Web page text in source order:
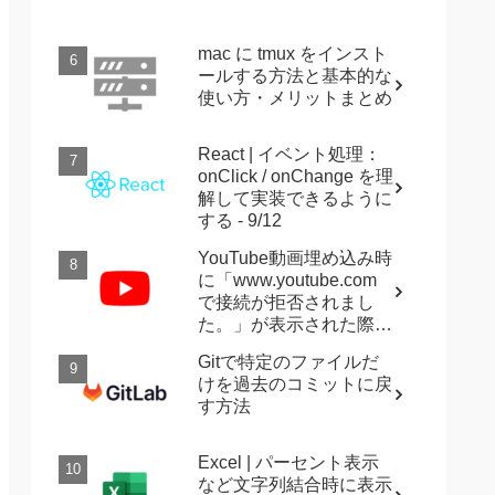
mac に tmux をインスト
ールする方法と基本的な
使い方・メリットまとめ
React | イベント処理：
onClick / onChange を理
解して実装できるように
する - 9/12
YouTube動画埋め込み時
に「www.youtube.com
で接続が拒否されまし
た。」が表示された際に
Gitで特定のファイルだ
けを過去のコミットに戻
す方法
Excel | パーセント表示
など文字列結合時に表示